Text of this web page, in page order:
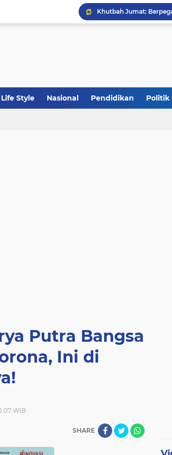
Khutbah Jumat:
Life Style Nasional Pendidikan Politik
Putra Bangsa
Ini di
WIB
SHARE